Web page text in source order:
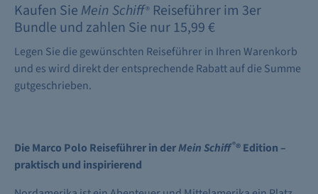
Kaufen Sie Mein Schiff® Reiseführer im 3er
Bundle und zahlen Sie nur 15,99 €
Legen Sie die gewünschten Reiseführer in Ihren Warenkorb
und es wird direkt der entsprechende Rabatt auf die Summe
gutgeschrieben.
Die Marco Polo Reiseführer in derMein Schiff®® Edition –
praktisch und inspirierend